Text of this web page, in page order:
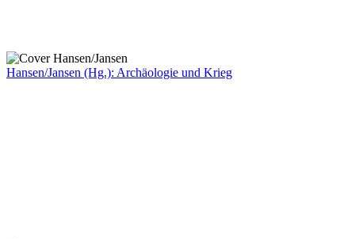
Hansen/Jansen (Hg.): Archäologie und Krieg